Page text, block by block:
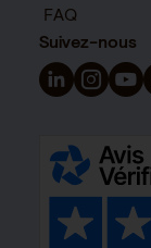
FAQ
Suivez-nous
Suivez-nous
Suivez-